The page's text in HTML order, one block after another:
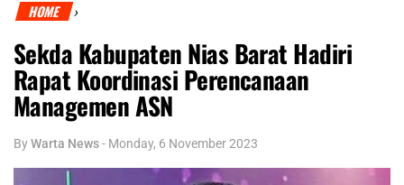
HOME ›
Sekda Kabupaten Nias Barat Hadiri
Rapat Koordinasi Perencanaan
Managemen ASN
ByWarta News- Monday, 6 November 2023